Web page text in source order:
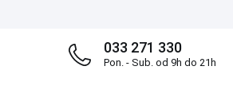
033 271 330
Pon. - Sub. od 9h do 21h